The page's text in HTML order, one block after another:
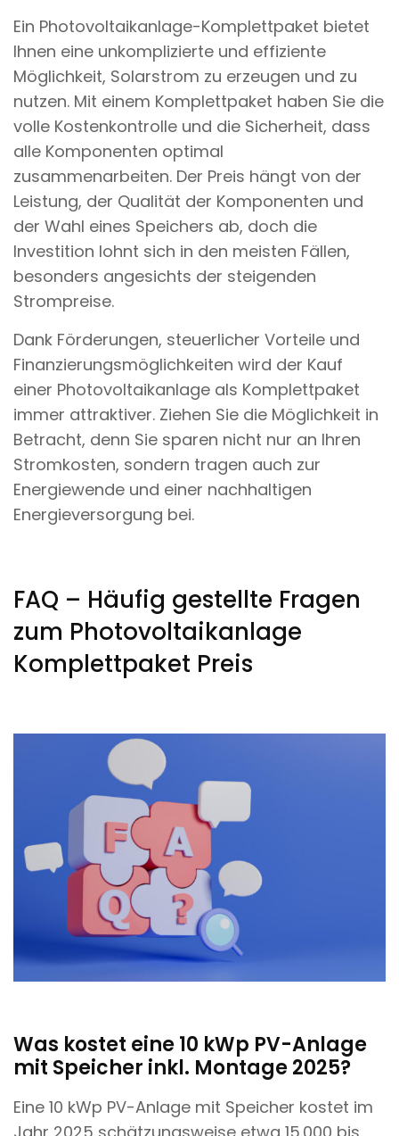
Ein Photovoltaikanlage-Komplettpaket bietet
Ihnen eine unkomplizierte und effiziente
Möglichkeit, Solarstrom zu erzeugen und zu
nutzen. Mit einem Komplettpaket haben Sie die
volle Kostenkontrolle und die Sicherheit, dass
alle Komponenten optimal
zusammenarbeiten. Der Preis hängt von der
Leistung, der Qualität der Komponenten und
der Wahl eines Speichers ab, doch die
Investition lohnt sich in den meisten Fällen,
besonders angesichts der steigenden
Strompreise.
Dank Förderungen, steuerlicher Vorteile und
Finanzierungsmöglichkeiten wird der Kauf
einer Photovoltaikanlage als Komplettpaket
immer attraktiver. Ziehen Sie die Möglichkeit in
Betracht, denn Sie sparen nicht nur an Ihren
Stromkosten, sondern tragen auch zur
Energiewende und einer nachhaltigen
Energieversorgung bei.
FAQ – Häufig gestellte Fragen
zum Photovoltaikanlage
Komplettpaket Preis
Was kostet eine 10 kWp PV-Anlage
mit Speicher inkl. Montage 2025?
Eine 10 kWp PV-Anlage mit Speicher kostet im